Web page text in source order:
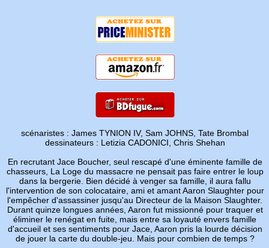
scénaristes : James TYNION IV, Sam JOHNS, Tate Brombal
dessinateurs : Letizia CADONICI, Chris Shehan
En recrutant Jace Boucher, seul rescapé d'une éminente famille de
chasseurs, La Loge du massacre ne pensait pas faire entrer le loup
dans la bergerie. Bien décidé à venger sa famille, il aura fallu
l'intervention de son colocataire, ami et amant Aaron Slaughter pour
l'empêcher d'assassiner jusqu'au Directeur de la Maison Slaughter.
Durant quinze longues années, Aaron fut missionné pour traquer et
éliminer le renégat en fuite, mais entre sa loyauté envers famille
d'accueil et ses sentiments pour Jace, Aaron pris la lourde décision
de jouer la carte du double-jeu. Mais pour combien de temps ?